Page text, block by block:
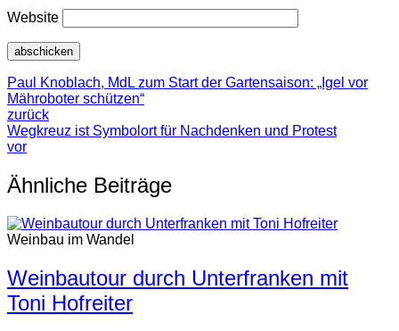
Website
Paul Knoblach, MdL zum Start der Gartensaison: „Igel vor
Mähroboter schützen“
zurück
Wegkreuz ist Symbolort für Nachdenken und Protest
vor
Ähnliche Beiträge
Weinbau im Wandel
Weinbautour durch Unterfranken mit
Toni Hofreiter